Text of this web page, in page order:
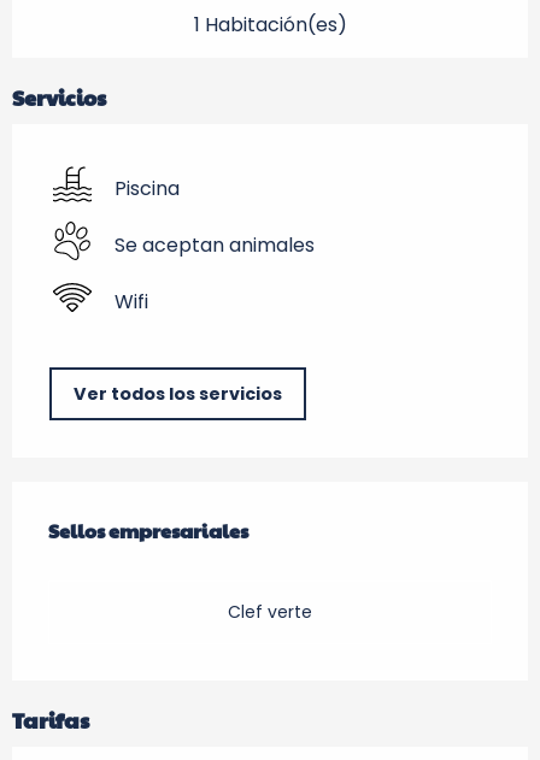
1 Habitación(es)
Servicios
Piscina
Se aceptan animales
Wifi
Ver todos los servicios
Sellos empresariales
Sellos empresariales
Clef verte
Tarifas